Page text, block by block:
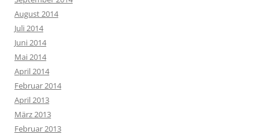
August 2014
Juli 2014
Juni 2014
Mai 2014
April 2014
Februar 2014
April 2013
März 2013
Februar 2013